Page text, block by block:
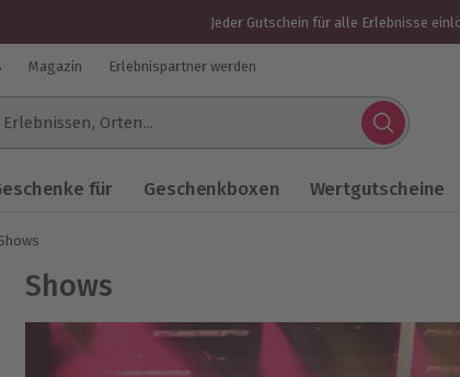
Jeder Gutschein für alle Erlebnisse
Magazin Erlebnispartner werden
für Geschenkboxen Wertgutscheine
Shows